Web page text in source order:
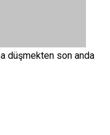
düşmekten son anda